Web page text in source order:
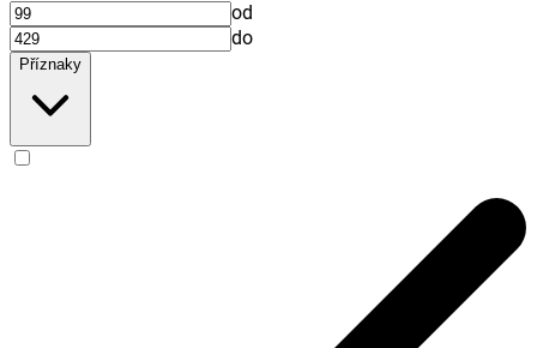
od
do
Příznaky